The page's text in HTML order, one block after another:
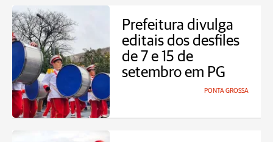
Prefeitura divulga
editais dos desfiles
de 7 e 15 de
setembro em PG
PONTA GROSSA